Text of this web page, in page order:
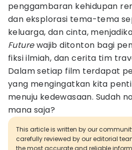
penggambaran kehidupan
dan eksplorasi tema-tema
keluarga, dan cinta,
Futurewajib ditonton bagi
fiksi ilmiah, dan cerita tim
Dalam setiap film terdapat
yang mengingatkan kita
menuju kedewasaan. Sudah
mana saja?
This article is written by our
carefully reviewed by our editorial
the most accurate and reliable